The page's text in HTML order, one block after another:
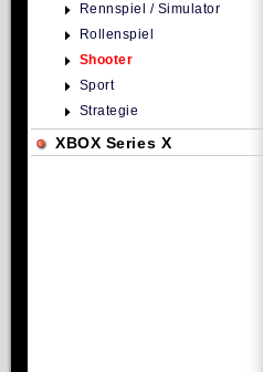
Rennspiel / Simulator
Rollenspiel
Shooter
Sport
Strategie
XBOX Series X